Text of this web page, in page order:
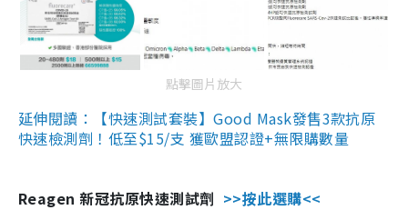
點擊圖片放大
延伸閱讀：【快速測試套裝】Good Mask發售3款抗原
快速檢測劑！低至$15/支 獲歐盟認證+無限購數量
Reagen 新冠抗原快速測試劑 >>按此選購<<